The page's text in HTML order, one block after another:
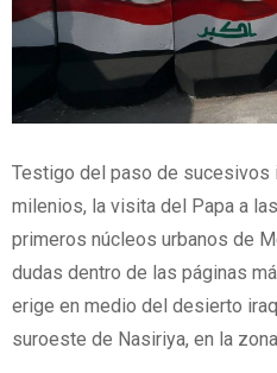
Testigo del paso de
milenios, la visita del Papa a
primeros núcleos urbanos de
dudas dentro de las páginas
erige en medio del desierto
suroeste de Nasiriya, en la